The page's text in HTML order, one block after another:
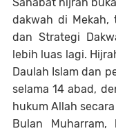
dakwah di
dan Strategi
lebih luas lagi.
Daulah Islam dan
selama 14 abad,
hukum Allah
Bulan